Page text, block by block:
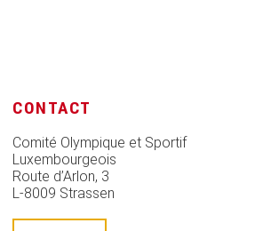
CONTACT
Comité Olympique et Sportif
Luxembourgeois
Route d’Arlon, 3
L-8009 Strassen